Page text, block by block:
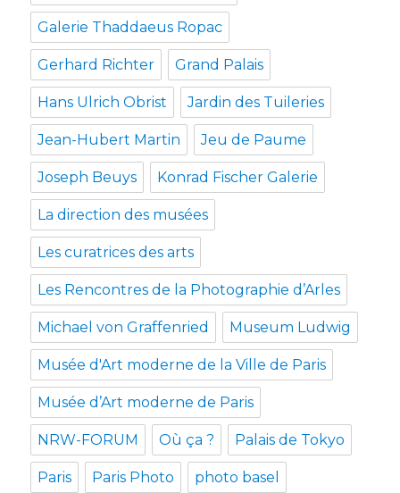
Galerie Thaddaeus Ropac
Gerhard Richter Grand Palais
Hans Ulrich Obrist Jardin des Tuileries
Jean-Hubert Martin Jeu de Paume
Joseph Beuys Konrad Fischer Galerie
La direction des musées
Les curatrices des arts
Les Rencontres de la Photographie d’Arles
Michael von Graffenried Museum Ludwig
Musée d'Art moderne de la Ville de Paris
Musée d’Art moderne de Paris
NRW-FORUM Où ça ? Palais de Tokyo
Paris Paris Photo photo basel